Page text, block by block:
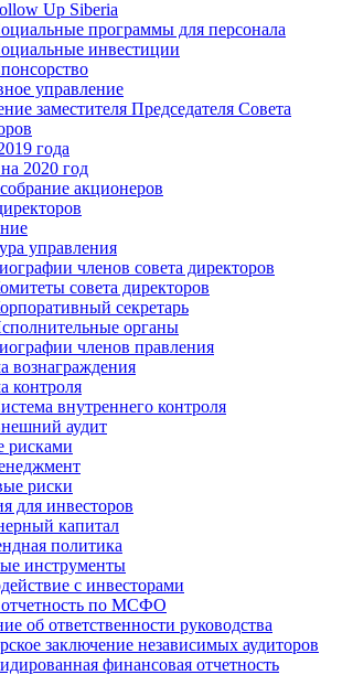
Up Siberia
программы для персонала
инвестиции
управление
заместителя Председателя Совета
года
2020 год
акционеров
управления
членов совета директоров
совета директоров
секретарь
органы
членов правления
вознаграждения
контроля
внутреннего контроля
аудит
рисками
риски
для инвесторов
капитал
политика
инструменты
с инвеcторами
по МСФО
об ответственности руководства
заключение независимых аудиторов
финансовая отчетность